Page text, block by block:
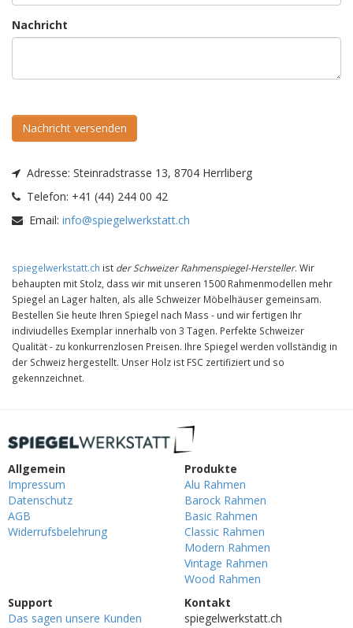
Nachricht
Nachricht versenden
Adresse: Steinradstrasse 13, 8704 Herrliberg
Telefon: +41 (44) 244 00 42
Email: info@spiegelwerkstatt.ch
spiegelwerkstatt.ch ist der Schweizer Rahmenspiegel-Hersteller. Wir
behaupten mit Stolz, dass wir mit unseren 1500 Rahmenmodellen mehr
Spiegel an Lager halten, als alle Schweizer Möbelhäuser gemeinsam.
Bestellen Sie heute Ihren Spiegel nach Mass - und wir fertigen Ihr
indiviudelles Exemplar innerhalb von 3 Tagen. Perfekte Schweizer
Qualität - zu konkurrenzlosen Preisen. Ihre Spiegel werden vollständig in
der Schweiz hergestellt. Unser Holz ist FSC zertifiziert und so
gekennzeichnet.
Allgemein
Impressum
Datenschutz
AGB
Widerrufsbelehrung
Produkte
Alu Rahmen
Barock Rahmen
Basic Rahmen
Classic Rahmen
Modern Rahmen
Vintage Rahmen
Wood Rahmen
Support
Das sagen unsere Kunden
Kontakt
spiegelwerkstatt.ch